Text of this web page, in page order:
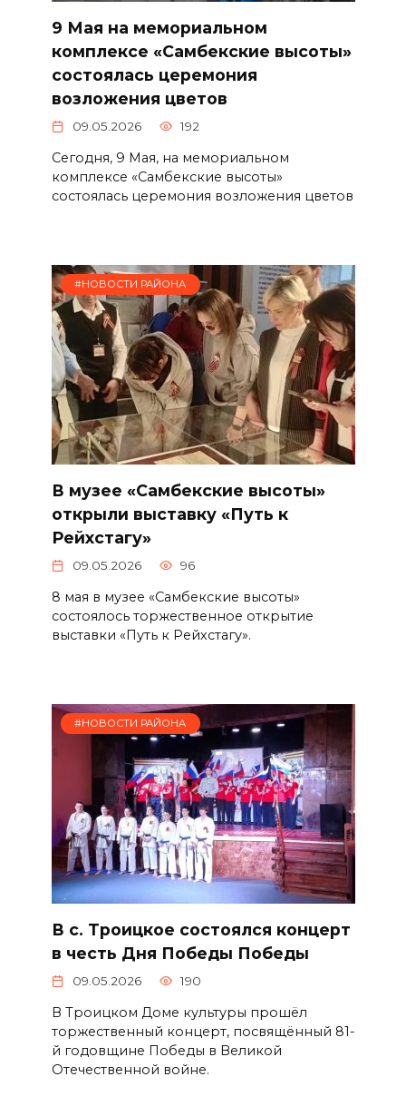
9 Мая на мемориальном
комплексе «Самбекские высоты»
состоялась церемония
возложения цветов
09.05.2026 192
Сегодня, 9 Мая, на мемориальном
комплексе «Самбекские высоты»
состоялась церемония возложения цветов
#НОВОСТИ РАЙОНА
В музее «Самбекские высоты»
открыли выставку «Путь к
Рейхстагу»
09.05.2026 96
8 мая в музее «Самбекские высоты»
состоялось торжественное открытие
выставки «Путь к Рейхстагу».
#НОВОСТИ РАЙОНА
В с. Троицкое состоялся концерт
в честь Дня Победы Победы
09.05.2026 190
В Троицком Доме культуры прошёл
торжественный концерт, посвящённый 81-
й годовщине Победы в Великой
Отечественной войне.